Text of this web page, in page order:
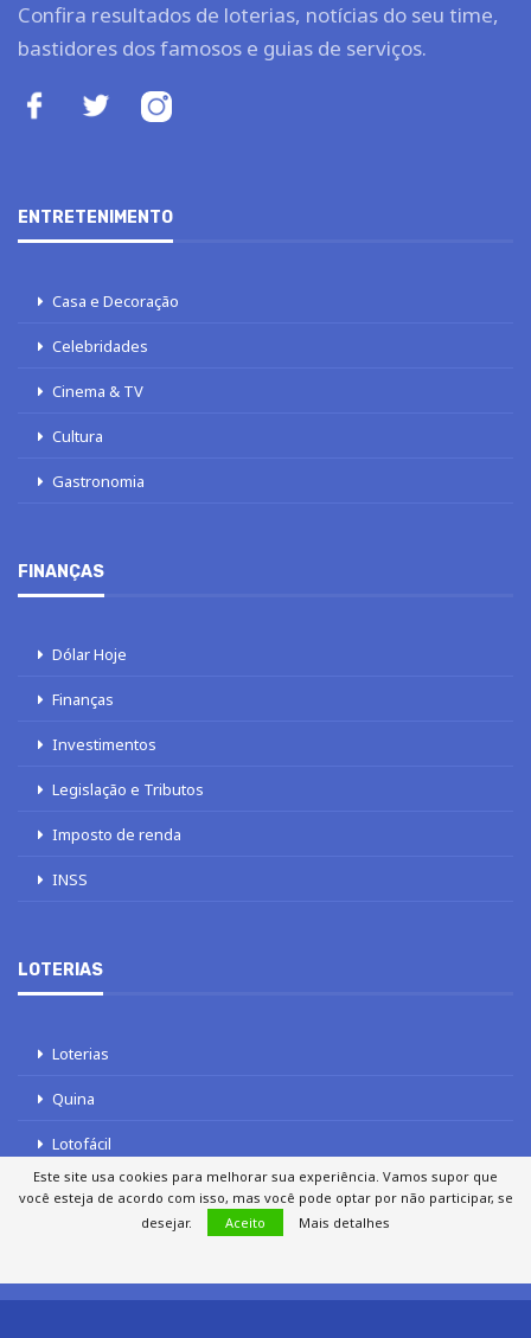
Confira resultados de loterias, notícias do seu time,
bastidores dos famosos e guias de serviços.
ENTRETENIMENTO
Casa e Decoração
Celebridades
Cinema & TV
Cultura
Gastronomia
FINANÇAS
Dólar Hoje
Finanças
Investimentos
Legislação e Tributos
Imposto de renda
INSS
LOTERIAS
Loterias
Quina
Lotofácil
Mega-Sena
Este site usa cookies para melhorar sua experiência. Vamos supor que
você esteja de acordo com isso, mas você pode optar por não participar, se
desejar.
Aceito Mais detalhes